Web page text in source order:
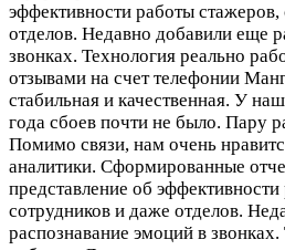
эффективности работы
отделов. Недавно добавили еще
звонках. Технология реально
отзывами на счет телефонии
стабильная и качественная. У
года сбоев почти не было. Пару
Помимо связи, нам очень
аналитики. Сформированные
представление об
сотрудников и даже отделов.
распознавание эмоций в